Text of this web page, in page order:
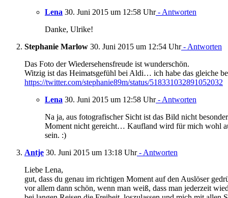
Lena 30. Juni 2015 um 12:58 Uhr- Antworten
Danke, Ulrike!
Stephanie Marlow 30. Juni 2015 um 12:54 Uhr- Antworten
Das Foto der Wiedersehensfreude ist wunderschön.
Witzig ist das Heimatsgefühl bei Aldi… ich habe das gleiche
https://twitter.com/stephanie89m/status/518331032891052032
Lena 30. Juni 2015 um 12:58 Uhr- Antworten
Na ja, aus fotografischer Sicht ist das Bild nicht
Moment nicht gereicht… Kaufland wird für mich wohl
sein. :)
Antje 30. Juni 2015 um 13:18 Uhr- Antworten
Liebe Lena,
gut, dass du genau im richtigen Moment auf den Auslöser
vor allem dann schön, wenn man weiß, dass man jederzeit